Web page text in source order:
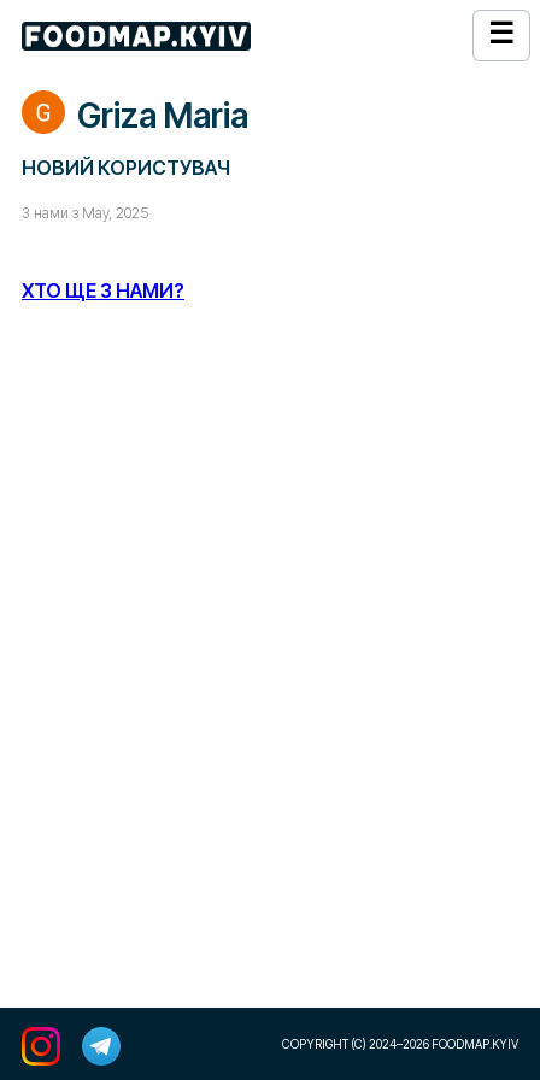
☰
Griza Maria
НОВИЙ КОРИСТУВАЧ
З нами з May, 2025
ХТО ЩЕ З НАМИ?
COPYRIGHT (C) 2024–2026 FOODMAP.KYIV